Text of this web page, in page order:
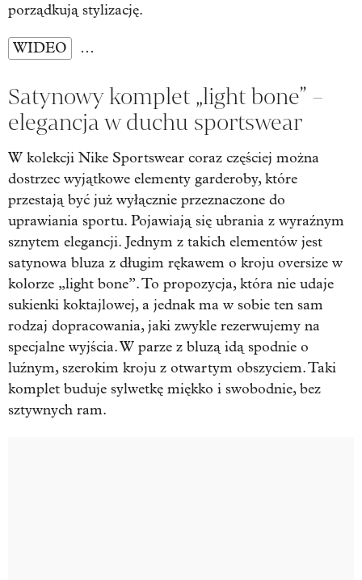
porządkują stylizację.
WIDEO …
Satynowy komplet „light bone” –
elegancja w duchu sportswear
W kolekcji Nike Sportswear coraz częściej można
dostrzec wyjątkowe elementy garderoby, które
przestają być już wyłącznie przeznaczone do
uprawiania sportu. Pojawiają się ubrania z wyraźnym
sznytem elegancji. Jednym z takich elementów jest
satynowa bluza z długim rękawem o kroju oversize w
kolorze „light bone”. To propozycja, która nie udaje
sukienki koktajlowej, a jednak ma w sobie ten sam
rodzaj dopracowania, jaki zwykle rezerwujemy na
specjalne wyjścia. W parze z bluzą idą spodnie o
luźnym, szerokim kroju z otwartym obszyciem. Taki
komplet buduje sylwetkę miękko i swobodnie, bez
sztywnych ram.